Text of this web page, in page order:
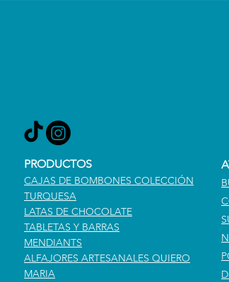
PRODUCTOS
CAJAS DE BOMBONES COLECCIÓN
TURQUESA
LATAS DE CHOCOLATE
TABLETAS Y BARRAS
MENDIANTS
ALFAJORES ARTESANALES QUIERO
MARIA